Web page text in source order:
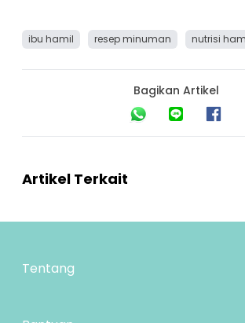
ibu hamil resep minuman nutrisi
Bagikan Artikel
Artikel Terkait
Tentang